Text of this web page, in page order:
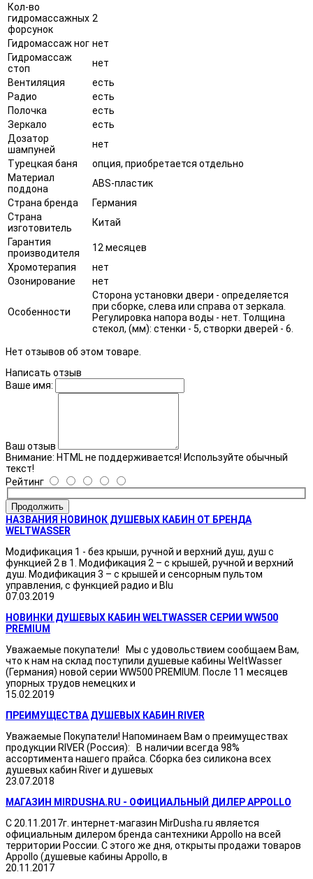
Кол-во
гидромассажных
форсунок
2
Гидромассаж ног нет
Гидромассаж
стоп
нет
Вентиляция
есть
Радио
есть
Полочка
есть
Зеркало
есть
Дозатор
шампуней
нет
Турецкая баня
опция, приобретается отдельно
Материал
поддона
ABS-пластик
Страна бренда
Германия
Страна
изготовитель
Китай
Гарантия
производителя
12 месяцев
Хромотерапия
нет
Озонирование
нет
Особенности
Сторона установки двери - определяется
при сборке, слева или справа от зеркала.
Регулировка напора воды - нет. Толщина
стекол, (мм): стенки - 5, створки дверей - 6.
Нет отзывов об этом товаре.
Написать отзыв
Ваше имя:
Ваш отзыв
Внимание: HTML не поддерживается! Используйте обычный
текст!
Рейтинг
Продолжить
НАЗВАНИЯ НОВИНОК ДУШЕВЫХ КАБИН ОТ БРЕНДА
WELTWASSER
Модификация 1 - без крыши, ручной и верхний душ, душ с
функцией 2 в 1. Модификация 2 – с крышей, ручной и верхний
душ. Модификация 3 – с крышей и сенсорным пультом
управления, с функцией радио и Blu
07.03.2019
НОВИНКИ ДУШЕВЫХ КАБИН WELTWASSER СЕРИИ WW500
PREMIUM
Уважаемые покупатели! Мы с удовольствием сообщаем Вам,
что к нам на склад поступили душевые кабины WeltWasser
(Германия) новой серии WW500 PREMIUM. После 11 месяцев
упорных трудов немецких и
15.02.2019
ПРЕИМУЩЕСТВА ДУШЕВЫХ КАБИН RIVER
Уважаемые Покупатели! Напоминаем Вам о преимуществах
продукции RIVER (Россия): В наличии всегда 98%
ассортимента нашего прайса. Сборка без силикона всех
душевых кабин River и душевых
23.07.2018
МАГАЗИН MIRDUSHA.RU - ОФИЦИАЛЬНЫЙ ДИЛЕР APPOLLO
С 20.11.2017г. интернет-магазин MirDusha.ru является
официальным дилером бренда сантехники Appollo на всей
территории России. С этого же дня, открыты продажи товаров
Appollo (душевые кабины Appollo, в
20.11.2017